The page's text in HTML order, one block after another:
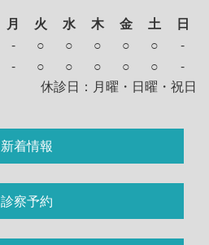
月 火 水 木 金 土
日
- ○ ○ ○ ○ ○
-
- ○ ○ ○ ○ ○
-
休診日：月曜・日曜・祝日
新着情報
診察予約